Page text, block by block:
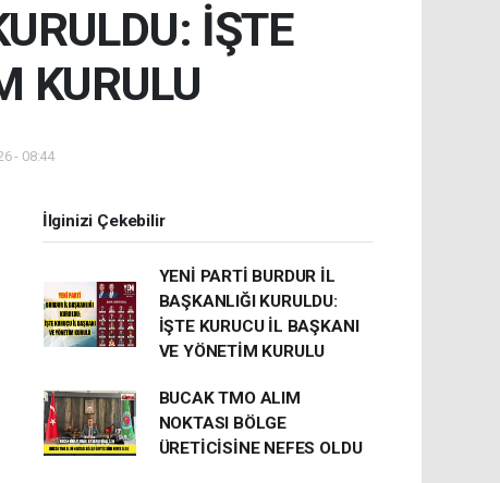
İŞTE
KURULU
- 08:44
İlginizi Çekebilir
YENİ PARTİ BURDUR İL
BAŞKANLIĞI KURULDU:
İŞTE KURUCU İL BAŞKANI
VE YÖNETİM KURULU
BUCAK TMO ALIM
NOKTASI BÖLGE
ÜRETİCİSİNE NEFES OLDU